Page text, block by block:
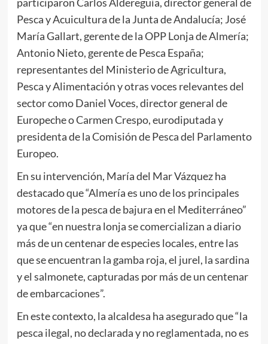
Pesca y Acuicultura de la Junta de Andalucía; José
María Gallart, gerente de la OPP Lonja de Almería;
Antonio Nieto, gerente de Pesca España;
representantes del Ministerio de Agricultura,
Pesca y Alimentación y otras voces relevantes del
sector como Daniel Voces, director general de
Europeche o Carmen Crespo, eurodiputada y
presidenta de la Comisión de Pesca del Parlamento
Europeo.
En su intervención, María del Mar Vázquez ha
destacado que “Almería es uno de los principales
motores de la pesca de bajura en el Mediterráneo”
ya que “en nuestra lonja se comercializan a diario
más de un centenar de especies locales, entre las
que se encuentran la gamba roja, el jurel, la sardina
y el salmonete, capturadas por más de un centenar
de embarcaciones”.
En este contexto, la alcaldesa ha asegurado que “la
pesca ilegal, no declarada y no reglamentada, no es